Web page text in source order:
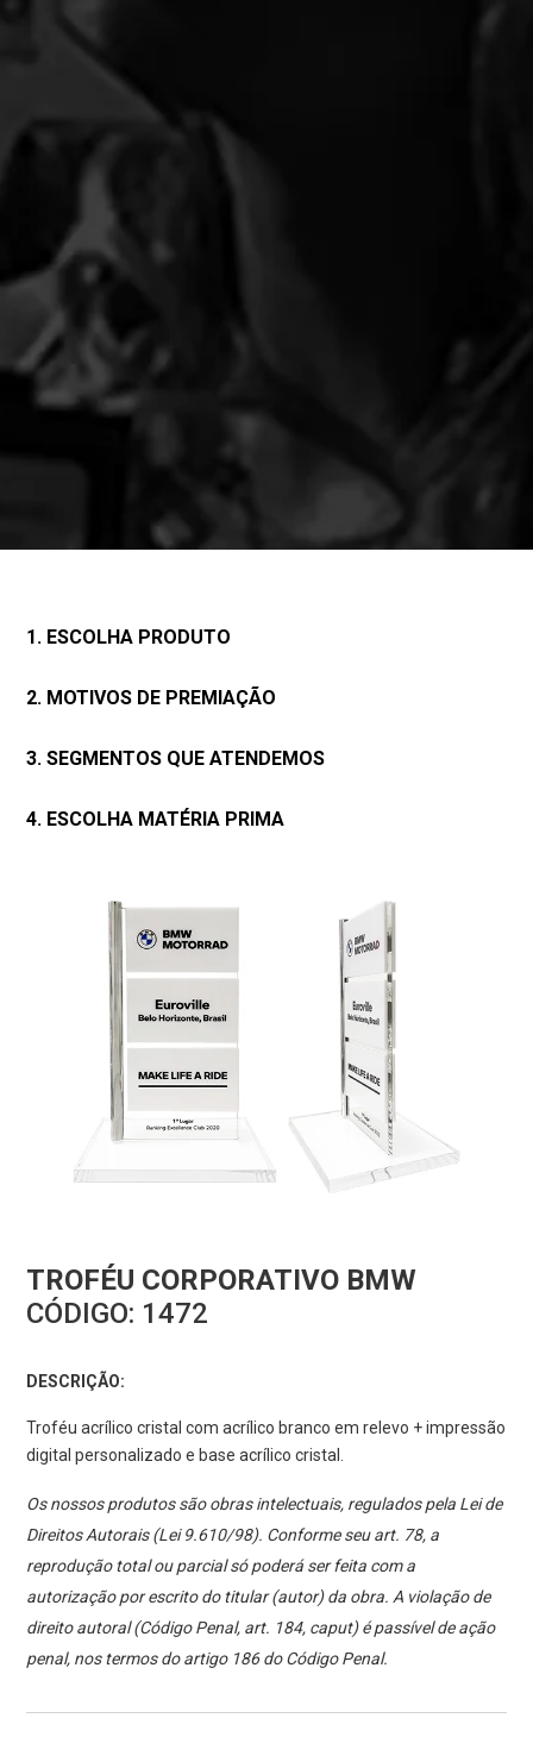
1. ESCOLHA PRODUTO
2. MOTIVOS DE PREMIAÇÃO
3. SEGMENTOS QUE ATENDEMOS
4. ESCOLHA MATÉRIA PRIMA
TROFÉU CORPORATIVO BMW
CÓDIGO: 1472
DESCRIÇÃO:
Troféu acrílico cristal com acrílico branco em relevo + impressão
digital personalizado e base acrílico cristal.
Os nossos produtos são obras intelectuais, regulados pela Lei de
Direitos Autorais (Lei 9.610/98). Conforme seu art. 78, a
reprodução total ou parcial só poderá ser feita com a
autorização por escrito do titular (autor) da obra. A violação de
direito autoral (Código Penal, art. 184, caput) é passível de ação
penal, nos termos do artigo 186 do Código Penal.